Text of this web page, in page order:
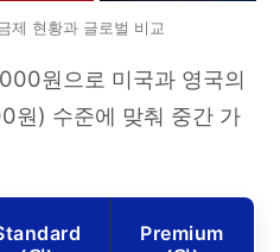
제 현황과 글로벌 비교
원으로 미국과 영국의
) 수준에 맞춰 중간 가
Premium